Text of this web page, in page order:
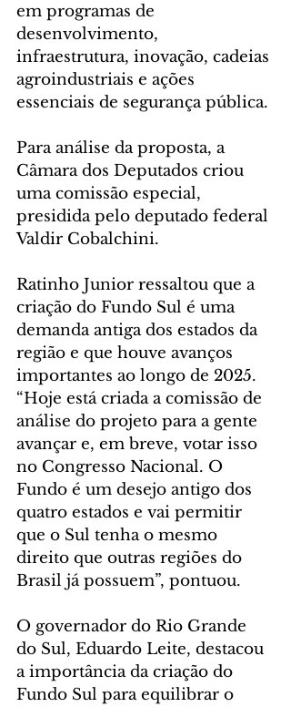
em programas de
desenvolvimento,
infraestrutura, inovação, cadeias
agroindustriais e ações
essenciais de segurança pública.
Para análise da proposta, a
Câmara dos Deputados criou
uma comissão especial,
presidida pelo deputado federal
Valdir Cobalchini.
Ratinho Junior ressaltou que a
criação do Fundo Sul é uma
demanda antiga dos estados da
região e que houve avanços
importantes ao longo de 2025.
“Hoje está criada a comissão de
análise do projeto para a gente
avançar e, em breve, votar isso
no Congresso Nacional. O
Fundo é um desejo antigo dos
quatro estados e vai permitir
que o Sul tenha o mesmo
direito que outras regiões do
Brasil já possuem”, pontuou.
O governador do Rio Grande
do Sul, Eduardo Leite, destacou
a importância da criação do
Fundo Sul para equilibrar o